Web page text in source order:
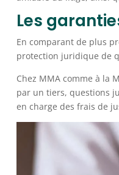
Les
En comparant de plus
protection juridique de
Chez MMA comme à la
par un tiers, questions
en charge des frais de